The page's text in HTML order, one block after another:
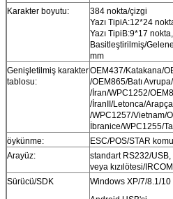
Karakter boyutu:
384 nokta/çizgi
Yazı TipiA:12*24
Yazı TipiB:9*17
Basitleştirilmiş/
mm
Genişletilmiş karakter
tablosu:
OEM437/Katakana/
/OEM865/Batı
/İran/WPC1252/
/İranII/Letonca/
/WPC1257/Vietnam/
İbranice/WPC1255/
öykünme:
ESC/POS/STAR
Arayüz:
standart RS232/
veya kızılötesi/
Sürücü/SDK
Windows XP/7/8.1/